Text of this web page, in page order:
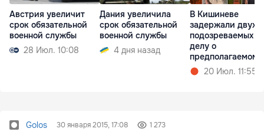
Австрия увеличит
срок обязательной
военной службы
28 Июл. 10:08
Дания увеличила
срок обязательной
военной службы
4 дня назад
В Кишиневе
задержали двух
подозреваемых
делу о
предполагаемом
изнасиловании
20 Июл. 11:55
Golos 30 января 2015, 17:08 1 273